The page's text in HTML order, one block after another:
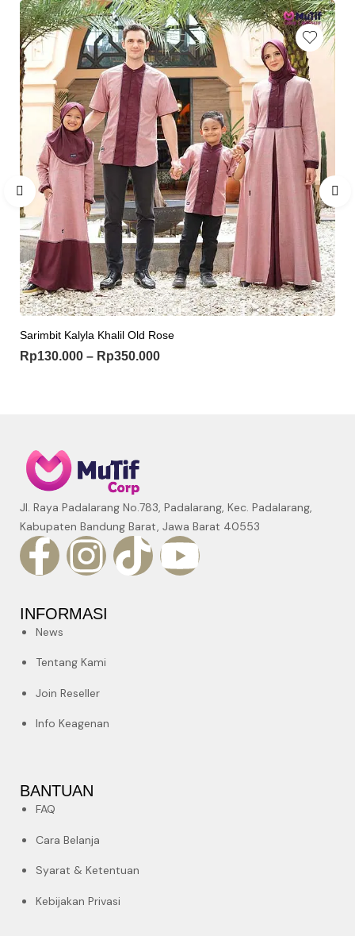
Sarimbit Kalyla Khalil Old Rose
Rp130.000 – Rp350.000
Jl. Raya Padalarang No.783, Padalarang, Kec. Padalarang,
Kabupaten Bandung Barat, Jawa Barat 40553
INFORMASI
News
Tentang Kami
Join Reseller
Info Keagenan
BANTUAN
FAQ
Cara Belanja
Syarat & Ketentuan
Kebijakan Privasi